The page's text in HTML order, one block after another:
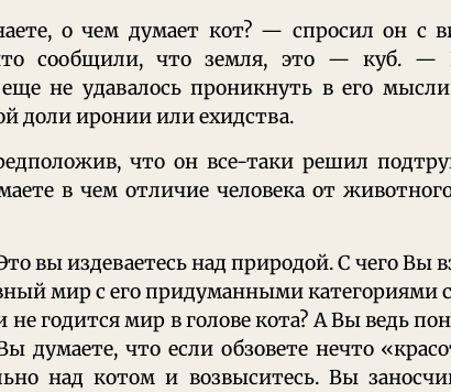
о чем думает кот? — спросил он с
сообщили, что земля, это — куб. —
не удавалось проникнуть в его
доли иронии или ехидства.
что он все-таки решил
в чем отличие человека от
вы издеваетесь над природой. С чего Вы
мир с его придуманными категориями
годится мир в голове кота? А Вы ведь
думаете, что если обзовете нечто
над котом и возвыситесь. Вы